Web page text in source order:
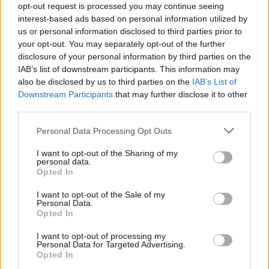
opt-out request is processed you may continue seeing
interest-based ads based on personal information utilized by
us or personal information disclosed to third parties prior to
your opt-out. You may separately opt-out of the further
disclosure of your personal information by third parties on the
IAB’s list of downstream participants. This information may
also be disclosed by us to third parties on the IAB’s List of
Downstream Participants that may further disclose it to other
Please note that this website/app uses one or more Google
not limited to your visit or usage behaviour. You may click to
grant or deny consent to Google and its third-party tags to
use your data for below specified purposes in below Google
consent section.
Personal Data Processing Opt Outs
I want to opt-out of the Sharing of my
personal data.
Opted In
I want to opt-out of the Sale of my
Personal Data.
Opted In
I want to opt-out of processing my
Personal Data for Targeted Advertising.
Opted In
Malgré son demi-échec lors des championnats mondiaux,
la détermination inébranlable de Clarisse Agbégnénou à
chaque fois qu’elle monte sur le tatami trahit son
aspiration à remporter un ultime titre olympique cet été,
sur ses propres terres. Avant le début de la compétition,
Christophe Massina, superviseur de l’équipe nationale
féminine, avait révélé que Clarisse avait l’intention
d’arriver à Paris pour les Jeux olympiques avec deux
badge rouge de la championne du monde – et de renforcer
sa position dans le classement mondial.